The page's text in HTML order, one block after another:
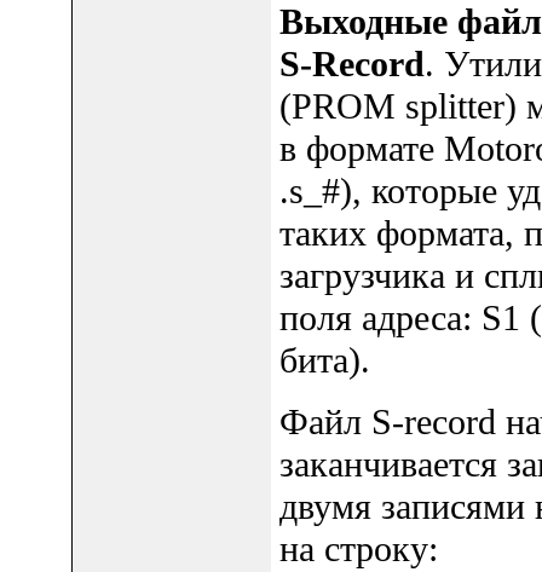
Выходные
S-Record.
(PROM splitter)
в формате
.s_#), которые
таких формата,
загрузчика и
поля адреса: S1
бита).
Файл S-record
заканчивается
двумя записями
на строку: